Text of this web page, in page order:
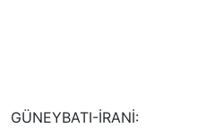
GÜNEYBATI-İRANİ: